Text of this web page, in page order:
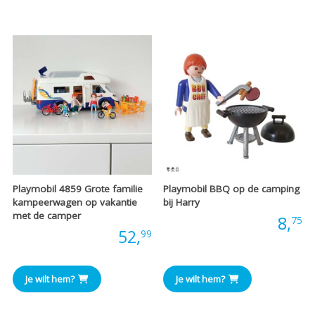
Playmobil 4859 Grote familie
kampeerwagen op vakantie
met de camper
52,99
Je wilt hem?
Playmobil BBQ op de camping
bij Harry
8,75
Je wilt hem?